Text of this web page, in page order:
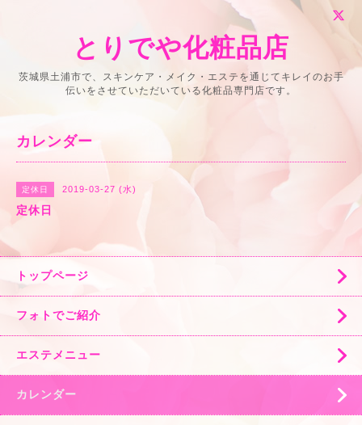
とりでや化粧品店
茨城県土浦市で、スキンケア・メイク・エステを通じてキレイのお手
伝いをさせていただいている化粧品専門店です。
カレンダー
定休日 2019-03-27 (水)
定休日
トップページ
フォトでご紹介
エステメニュー
カレンダー